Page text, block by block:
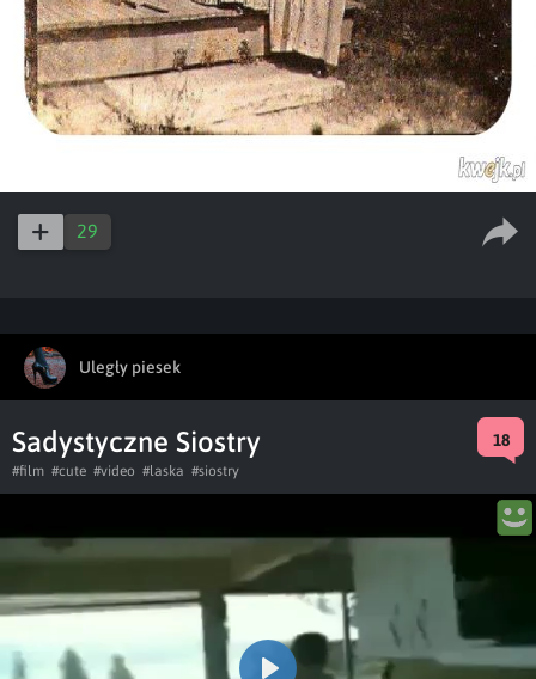
29
Uległy piesek
Sadystyczne Siostry 18
#film #cute #video #laska #siostry